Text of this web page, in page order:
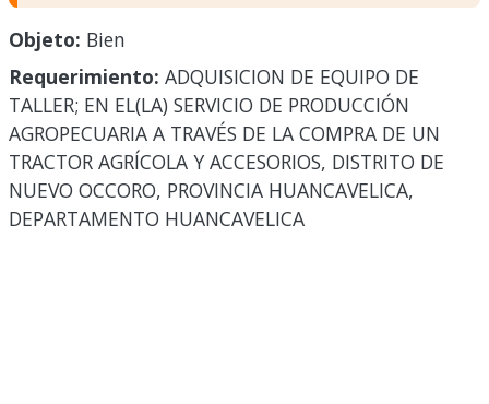
Objeto: Bien
Requerimiento: ADQUISICION DE EQUIPO DE
TALLER; EN EL(LA) SERVICIO DE PRODUCCIÓN
AGROPECUARIA A TRAVÉS DE LA COMPRA DE UN
TRACTOR AGRÍCOLA Y ACCESORIOS, DISTRITO DE
NUEVO OCCORO, PROVINCIA HUANCAVELICA,
DEPARTAMENTO HUANCAVELICA